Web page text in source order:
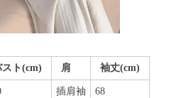
スト(cm) 肩 袖丈(cm)
插肩袖 68